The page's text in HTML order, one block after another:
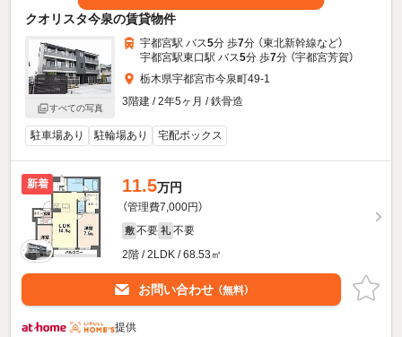
クオリスタ今泉の賃貸物件
すべての写真
宇都宮駅 バス5分 歩7分 （東北新幹線など）
宇都宮駅東口駅 バス5分 歩7分 （宇都宮芳賀）
栃木県宇都宮市今泉町49-1
3階建 / 2年5ヶ月 / 鉄骨造
駐車場あり 駐輪場あり 宅配ボックス
新着 11.5万円
（管理費7,000円）
敷 不要 礼 不要
2階 / 2LDK / 68.53㎡
お問い合わせ （無料）
提供